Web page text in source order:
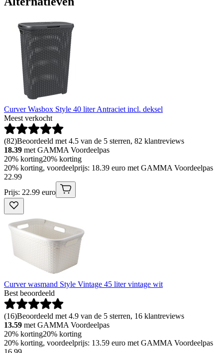
Curver Wasbox Style 40 liter Antraciet incl. deksel
Meest verkocht
(82)Beoordeeld met 4.5 van de 5 sterren, 82 klantreviews
18.39 met GAMMA Voordeelpas
20% korting20% korting
20% korting, voordeelprijs: 18.39 euro met GAMMA Voordeelpas
22.99
Prijs: 22.99 euro
Curver wasmand Style Vintage 45 liter vintage wit
Best beoordeeld
(16)Beoordeeld met 4.9 van de 5 sterren, 16 klantreviews
13.59 met GAMMA Voordeelpas
20% korting20% korting
20% korting, voordeelprijs: 13.59 euro met GAMMA Voordeelpas